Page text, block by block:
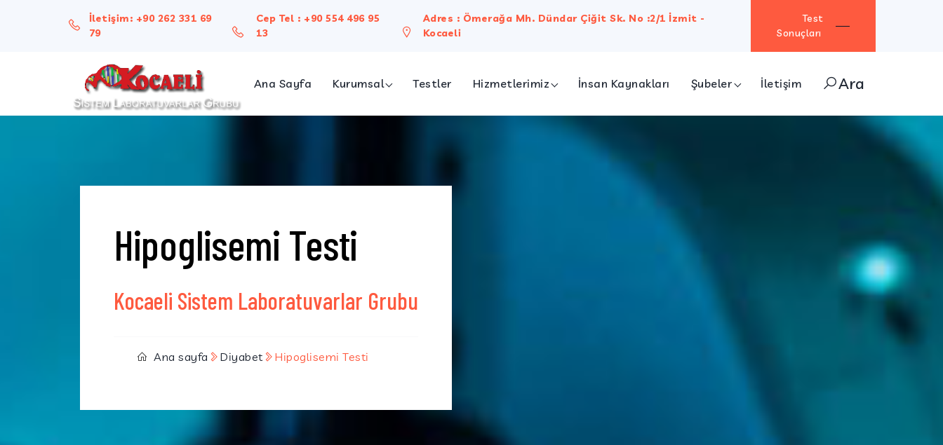
İletişim: +90 262 331 69
79
Cep Tel : +90 554 496 95
13
Adres : Ömerağa Mh. Dündar Çiğit Sk. No :2/1 İzmit -
Kocaeli
Test
Sonuçları
Ana Sayfa Kurumsal Testler Hizmetlerimiz
Biyokimya Laboratuvarı
İnsan Kaynakları Şubeler İletişim Ara
Hipoglisemi Testi
Kocaeli Sistem Laboratuvarlar Grubu
Ana sayfa Diyabet Hipoglisemi Testi